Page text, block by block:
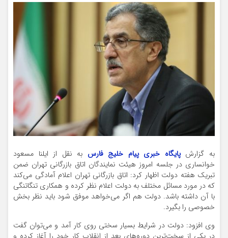
به گزارشپایگاه خبری پیام خلیج فارس به نقل از ایلنا مسعود
خوانساری در جلسه امروز هیئت نمایندگان اتاق بازرگانی تهران ضمن
تبریک هفته دولت اظهار کرد: اتاق بازرگانی تهران اعلام آمادگی می‌کند
که در مورد مسائل مختلف به دولت اعلام نظر کرده و همکاری تنگاتنگی
با آن داشته باشد. دولت هم اگر می‌خواهد موفق شود باید نظر بخش
خصوصی را بگیرد.
وی افزود: دولت در شرایط بسیار سختی روی کار آمد و می‌توان گفت